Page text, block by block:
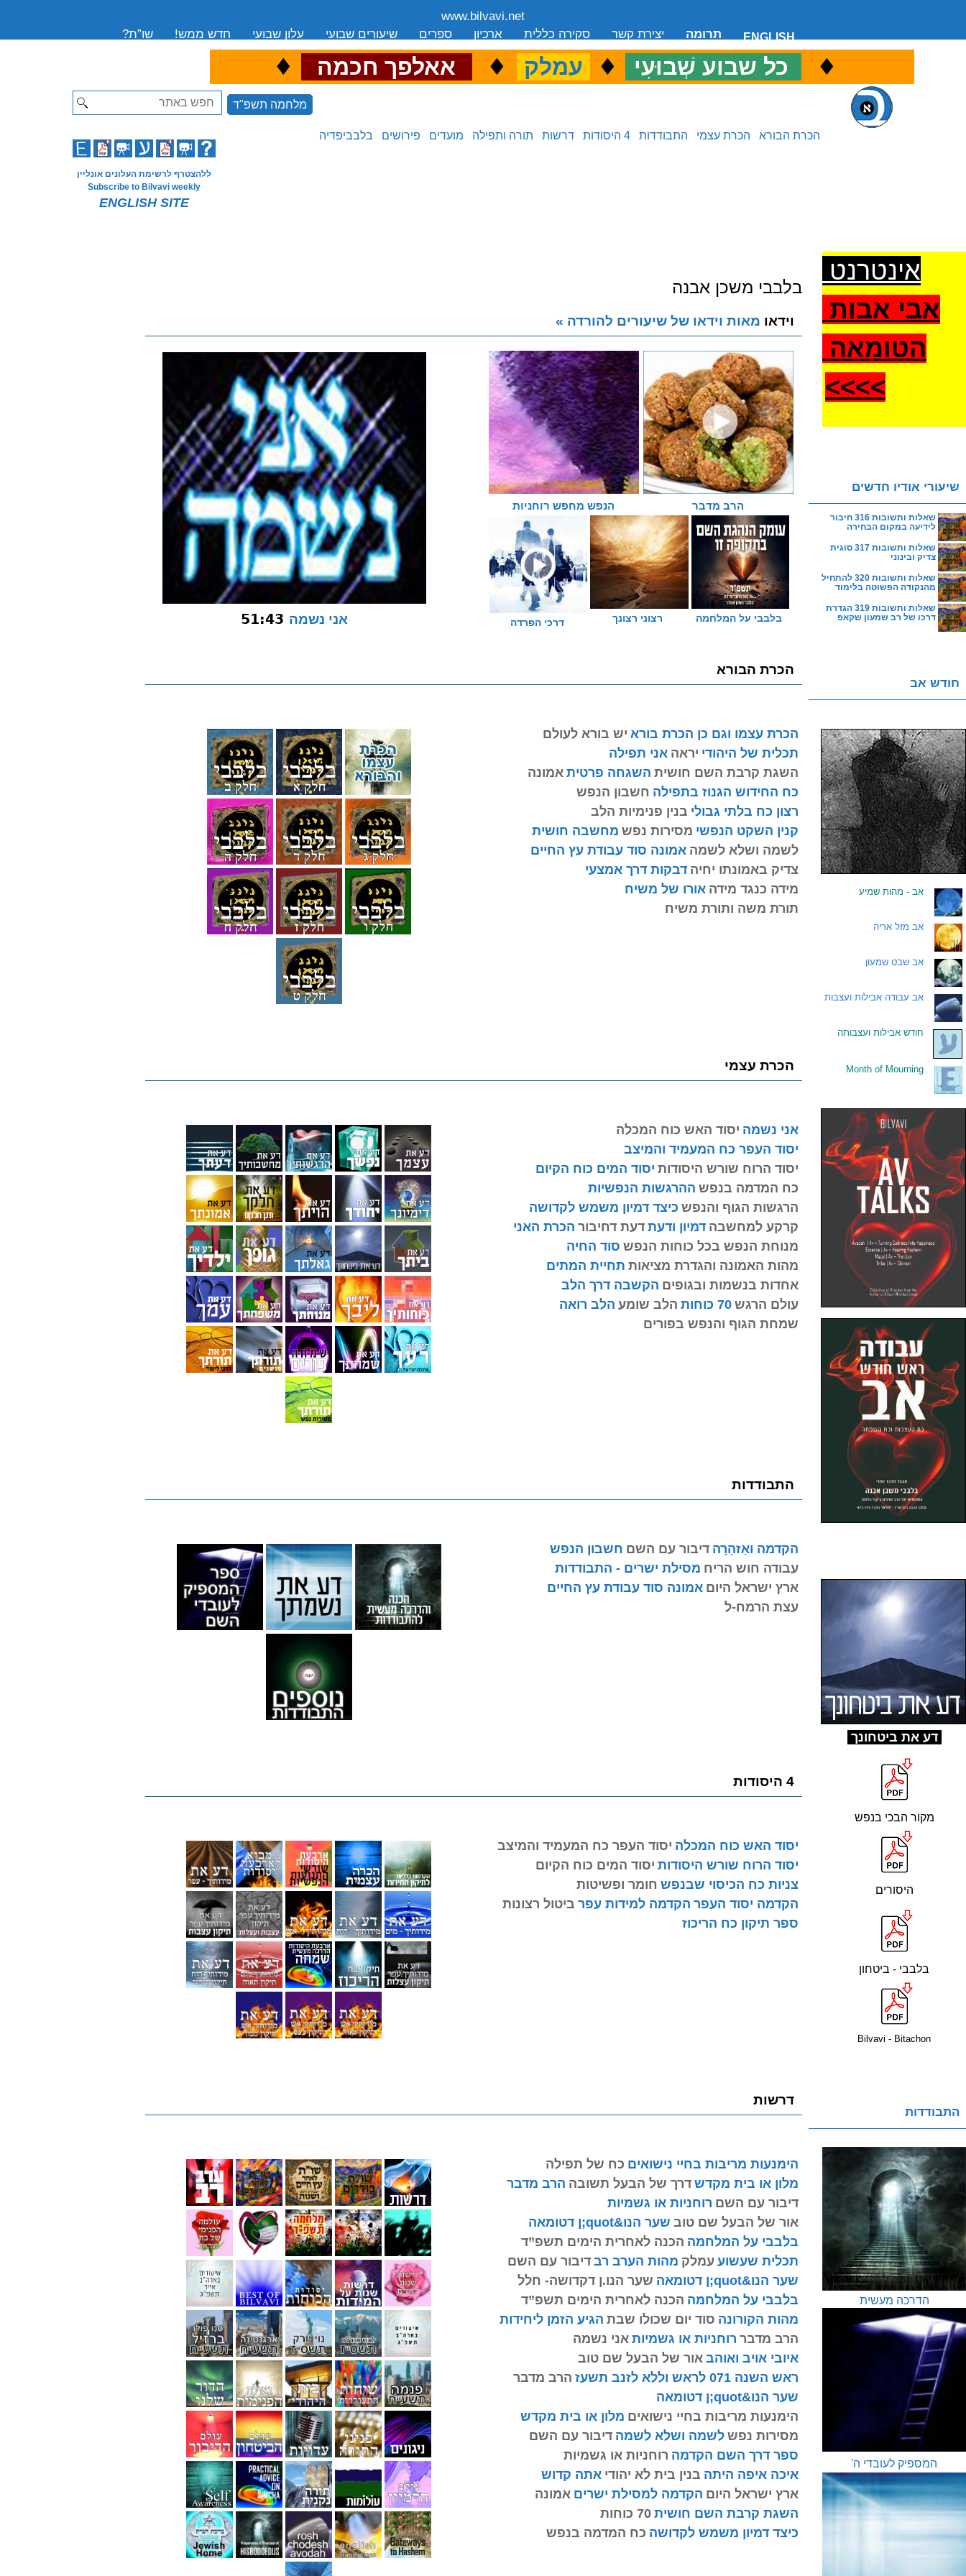
www.bilvavi.net
שו”ת?
חדש ממש! עלון שבועי שיעורים שבועי ספרים ארכיון סקירה כללית יצירת קשר תרומה ENGLISH
♦ כל שבוע שְׁבוּעִי ♦ עמלק ♦ אאלפך חכמה ♦
Search
מלחמה תשפ"ד
הכרת הבורא הכרת עצמי התבודדות 4 היסודות דרשות תורה ותפילה מועדים פירושים בלבביפדיה
ללהצטרף לרשימת העלונים אונליין
Subscribe to Bilvavi weekly
ENGLISH SITE
בלבבי משכן אבנה
וידאו מאות וידאו של שיעורים להורדה »
אני נשמה
הנפש מחפש רוחניות הרב מדבר
דרכי הפרדה רצוני רצונך בלבבי על המלחמה
הכרת הבורא
הכרת עצמו וגם כן הכרת בורא יש בורא לעולם
תכלית של היהודי יראה אני תפילה
השגת קרבת השם חושית השגחה פרטית אמונה
כח החידוש הגנוז בתפילה חשבון הנפש
רצון כח בלתי גבולי בנין פנימיות הלב
קנין השקט הנפשי מסירות נפש מחשבה חושית
לשמה ושלא לשמה אמונה סוד עבודת עץ החיים
צדיק באמונתו יחיה דבקות דרך אמצעי
מידה כנגד מידה אורו של משיח
תורת משה ותורת משיח
הכרת עצמי
אני נשמה יסוד האש כוח המכלה
יסוד העפר כח המעמיד והמיצב
יסוד הרוח שורש היסודות יסוד המים כוח הקיום
כח המדמה בנפש ההרגשות הנפשיות
הרגשות הגוף והנפש כיצד דמיון משמש לקדושה
קרקע למחשבה דמיון ודעת דעת דחיבור הכרת האני
מנוחת הנפש בכל כוחות הנפש סוד החיה
מהות האמונה והגדרת מציאות תחיית המתים
אחדות בנשמות ובגופים הקשבה דרך הלב
עולם הרגש 70 כוחות הלב שומע הלב רואה
שמחת הגוף והנפש בפורים
התבודדות
הקדמה ואַזהָרָה דיבור עם השם חשבון הנפש
עבודה חוש הריח מסילת ישרים - התבודדות
ארץ ישראל היום אמונה סוד עבודת עץ החיים
עצת הרמח-ל
4 היסודות
יסוד האש כוח המכלה יסוד העפר כח המעמיד והמיצב
יסוד הרוח שורש היסודות יסוד המים כוח הקיום
צניות כח הכיסוי שבנפש חומר ופשיטות
הקדמה יסוד העפר הקדמה למידות עפר ביטול רצונות
ספר תיקון כח הריכוז
דרשות
הימנעות מריבות בחיי נישואים כח של תפילה
מלון או בית מקדש דרך של הבעל תשובה הרב מדבר
דיבור עם השם רוחניות או גשמיות
אור של הבעל שם טוב שער הנו&quot;ן דטומאה
בלבבי על המלחמה הכנה לאחרית הימים תשפ”ד
תכלית שעשוע עמלק מהות הערב רב דיבור עם השם
שער הנו&quot;ן דטומאה
שער הנו.ן דקדושה- חלל
בלבבי על המלחמה הכנה לאחרית הימים תשפ”ד
מהות הקורונה סוד יום שכולו שבת הגיע הזמן ליחידות
הרב מדבר רוחניות או גשמיות אני נשמה
איובי אויב ואוהב אור של הבעל שם טוב
ראש השנה 071 לראש וללא לזנב תשעז
הרב מדבר
שער הנו&quot;ן דטומאה
הימנעות מריבות בחיי נישואים מלון או בית מקדש
מסירות נפש לשמה ושלא לשמה דיבור עם השם
ספר דרך השם הקדמה רוחניות או גשמיות
איכה איפה היתה בנין בית לא יהודי אתה קדוש
ארץ ישראל היום הקדמה למסילת ישרים אמונה
השגת קרבת השם חושית 70 כוחות
כיצד דמיון משמש לקדושה כח המדמה בנפש
אינטרנט
אבי אבות
הטומאה
>>>
>
שיעורי אודיו חדשים
שאלות ותשובות 316 חיבור
לידיעה במקום הבחירה
שאלות ותשובות 317 סוגית
צדיק ובינוני
שאלות ותשובות 320 להתחיל
מהנקודה הפשוטה בלימוד
שאלות ותשובות 319 הגדרת
דרכו של רב שמעון שקאפ
חודש אב
אב - מהות שמיע
אב מזל אריה
אב שבט שמעון
אב עבודה אבילות ועצבות
חודש אבילות ועצבותה
Month of Mourning
דע את ביטחונך
מקור הבכי בנפש
היסורים
בלבבי - ביטחון
Bilvavi - Bitachon
התבודדות
הדרכה מעשית
המספיק לעובדי ה'